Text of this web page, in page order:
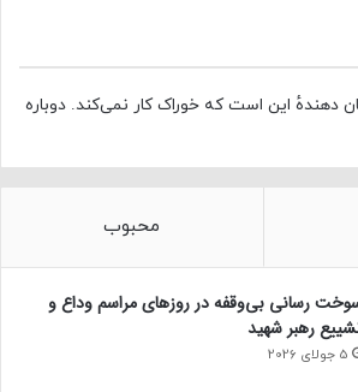
دهندهٔ این است که خوراک کار نمی‌کند. دوباره
محبوب
رسانی بی‌وقفه در روز‌های مراسم وداع و
رهبر شهید
5 جولای 2026